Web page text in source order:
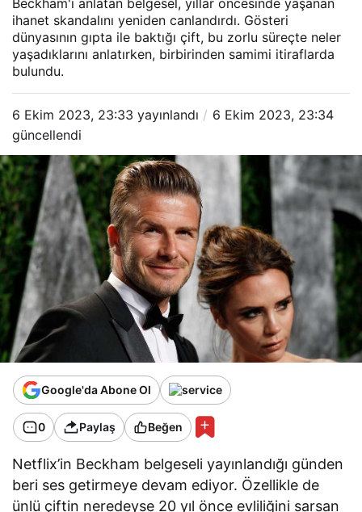
Beckham'ı anlatan belgesel, yıllar öncesinde yaşanan
ihanet skandalını yeniden canlandırdı. Gösteri
dünyasının gıpta ile baktığı çift, bu zorlu süreçte neler
yaşadıklarını anlatırken, birbirinden samimi itiraflarda
bulundu.
6 Ekim 2023, 23:33 yayınlandı
6 Ekim 2023, 23:34
güncellendi
Google'da Abone Ol
0 Paylaş Beğen
Netflix’in Beckham belgeseli yayınlandığı günden
beri ses getirmeye devam ediyor. Özellikle de
ünlü çiftin neredeyse 20 yıl önce evliliğini sarsan